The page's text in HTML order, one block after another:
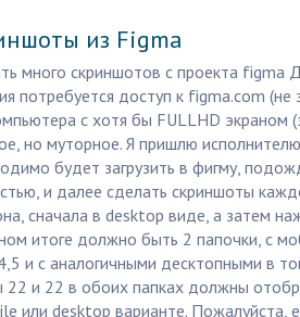
из Figma
много скриншотов с проекта figma
потребуется доступ к figma.com
с хотя бы FULLHD экраном
но муторное. Я пришлю
будет загрузить в фигму,
и далее сделать скриншоты
сначала в desktop виде, а затем
итоге должно быть 2 папочки, с
и с аналогичными десктопными в
и 22 в обоих папках должны
или desktop варианте. Пожалуйста,